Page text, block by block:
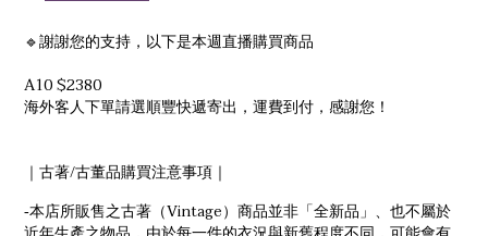
🔹謝謝您的支持，以下是本週直播購買商品
A10 $2380
海外客人下單請選順豐快遞寄出，運費到付，感謝您！
｜古著/古董品購買注意事項｜
-本店所販售之古著（Vintage ）商品並非「全新品」、也不屬於